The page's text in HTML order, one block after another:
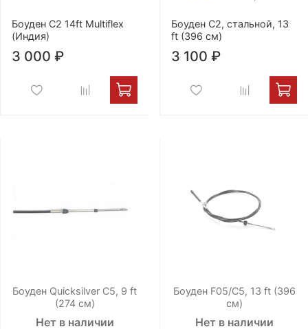
Боуден С2 14ft Multiflex
(Индия)
3 000 ₽
Боуден C2, стальной, 13
ft (396 см)
3 100 ₽
Боуден Quicksilver C5, 9 ft
(274 см)
Нет в наличии
Боуден F05/C5, 13 ft (396
см)
Нет в наличии